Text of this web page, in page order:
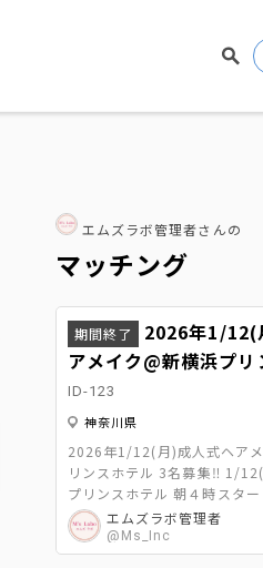
エムズラボ管理者さんの
マッチング
期間終了
アメイク@新横浜プ
ID-123
神奈川県
2026年1/12(月)成人式ヘア
リンスホテル 3名募集‼️ 1/12(月) 会場 新横浜
プリンスホテル 朝４時スタート～11時まで
（※前泊のホテルは、会場で
スホテルのお部屋をご用意
たお部屋が各自の施術ルーム
エムズラボ管理者
@Ms_Inc